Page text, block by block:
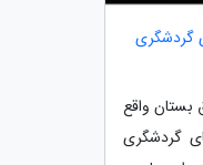
گردشگری
بستان واقع
گردشگری